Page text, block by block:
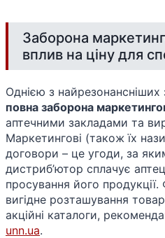
Заборона
вплив на ціну для
Однією з найрезонансніших
повна заборона
аптечними закладами та
Маркетингові (також їх
договори – це угоди, за
дистриб’ютор сплачує
просування його
вигідне розташування
акційні каталоги,
unn.ua.